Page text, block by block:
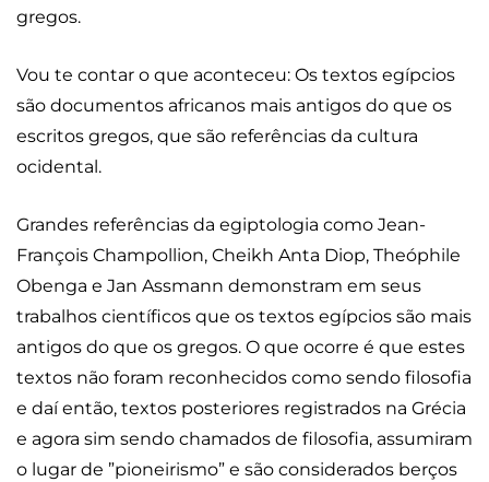
gregos.
Vou te contar o que aconteceu: Os textos egípcios
são documentos africanos mais antigos do que os
escritos gregos, que são referências da cultura
ocidental.
Grandes referências da egiptologia como Jean-
François Champollion, Cheikh Anta Diop, Theóphile
Obenga e Jan Assmann demonstram em seus
trabalhos científicos que os textos egípcios são mais
antigos do que os gregos. O que ocorre é que estes
textos não foram reconhecidos como sendo filosofia
e daí então, textos posteriores registrados na Grécia
e agora sim sendo chamados de filosofia, assumiram
o lugar de ”pioneirismo” e são considerados berços